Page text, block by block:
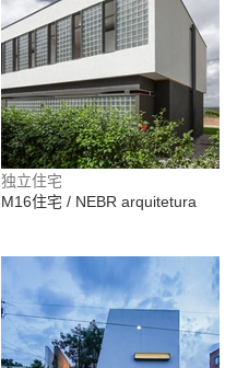
独立住宅
M16住宅 / NEBR arquitetura